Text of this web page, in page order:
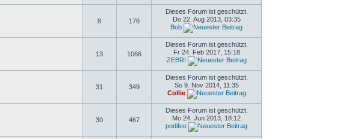
8 176
Dieses Forum ist geschützt.
Do 22. Aug 2013, 03:35
Bob
13 1066
Dieses Forum ist geschützt.
Fr 24. Feb 2017, 15:18
ZEBRI
31 349
Dieses Forum ist geschützt.
So 9. Nov 2014, 11:35
Collie
30 467
Dieses Forum ist geschützt.
Mo 24. Jun 2013, 18:12
podifee